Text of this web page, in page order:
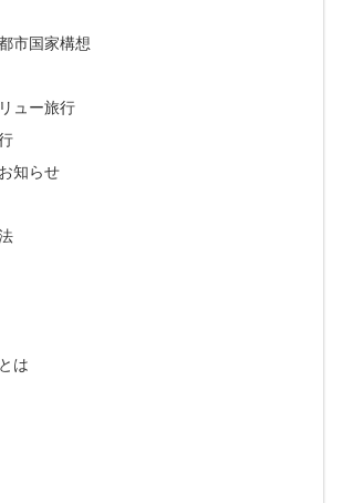
市国家構想
ュー旅行
知らせ
は